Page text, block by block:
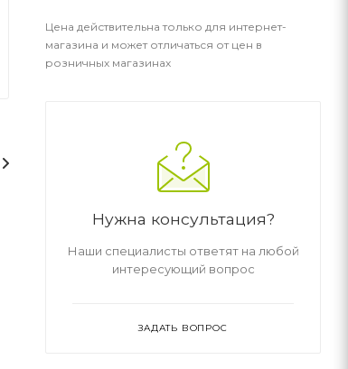
Цена действительна только для интернет-
магазина и может отличаться от цен в
розничных магазинах
Нужна консультация?
Наши специалисты ответят на любой
интересующий вопрос
ЗАДАТЬ ВОПРОС